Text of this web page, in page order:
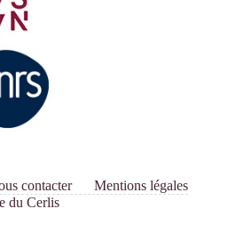
contacter
Mentions légales
du Cerlis